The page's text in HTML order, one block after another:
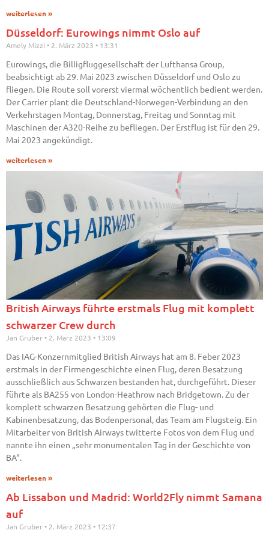
weiterlesen »
Düsseldorf: Eurowings nimmt Oslo auf
Amely Mizzi 2. März 2023 13:31
Eurowings, die Billigfluggesellschaft der Lufthansa Group,
beabsichtigt ab 29. Mai 2023 zwischen Düsseldorf und Oslo zu
fliegen. Die Route soll vorerst viermal wöchentlich bedient werden.
Der Carrier plant die Deutschland-Norwegen-Verbindung an den
Verkehrstagen Montag, Donnerstag, Freitag und Sonntag mit
Maschinen der A320-Reihe zu befliegen. Der Erstflug ist für den 29.
Mai 2023 angekündigt.
weiterlesen »
British Airways führte erstmals Flug mit komplett
schwarzer Crew durch
Jan Gruber 2. März 2023 13:09
Das IAG-Konzernmitglied British Airways hat am 8. Feber 2023
erstmals in der Firmengeschichte einen Flug, deren Besatzung
ausschließlich aus Schwarzen bestanden hat, durchgeführt. Dieser
führte als BA255 von London-Heathrow nach Bridgetown. Zu der
komplett schwarzen Besatzung gehörten die Flug- und
Kabinenbesatzung, das Bodenpersonal, das Team am Flugsteig. Ein
Mitarbeiter von British Airways twitterte Fotos von dem Flug und
nannte ihn einen „sehr monumentalen Tag in der Geschichte von
BA“.
weiterlesen »
Ab Lissabon und Madrid: World2Fly nimmt Samana
auf
Jan Gruber 2. März 2023 12:37